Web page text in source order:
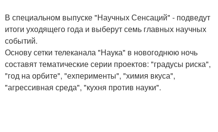
В специальном выпуске "Научных Сенсаций" - подведут
итоги уходящего года и выберут семь главных научных
событий.
Основу сетки телеканала "Наука" в новогоднюю ночь
составят тематические серии проектов: "градусы риска",
"год на орбите", "ехперименты", "химия вкуса",
"агрессивная среда", "кухня против науки".